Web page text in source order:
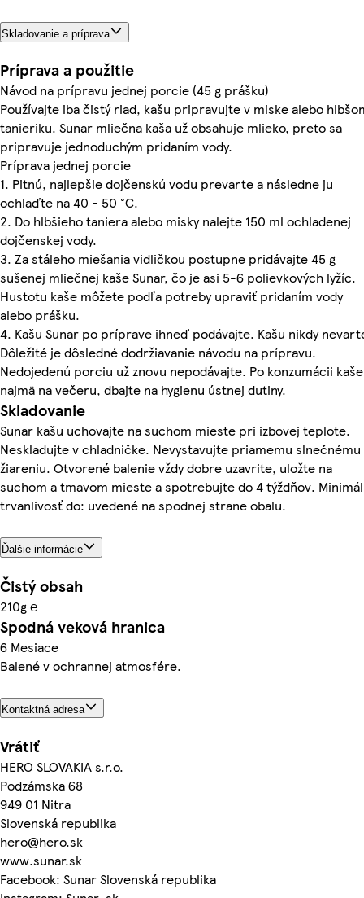
Skladovanie a príprava
Príprava a použitie
Návod na prípravu jednej porcie (45 g prášku)
Používajte iba čistý riad, kašu pripravujte v miske alebo
tanieriku. Sunar mliečna kaša už obsahuje mlieko, preto sa
pripravuje jednoduchým pridaním vody.
Príprava jednej porcie
1. Pitnú, najlepšie dojčenskú vodu prevarte a následne ju
ochlaďte na 40 - 50 °C.
2. Do hlbšieho taniera alebo misky nalejte 150 ml ochladenej
dojčenskej vody.
3. Za stáleho miešania vidličkou postupne pridávajte 45 g
sušenej mliečnej kaše Sunar, čo je asi 5-6 polievkových lyžíc.
Hustotu kaše môžete podľa potreby upraviť pridaním vody
alebo prášku.
4. Kašu Sunar po príprave ihneď podávajte. Kašu nikdy
Dôležité je dôsledné dodržiavanie návodu na prípravu.
Nedojedenú porciu už znovu nepodávajte. Po konzumácii
najmä na večeru, dbajte na hygienu ústnej dutiny.
Skladovanie
Sunar kašu uchovajte na suchom mieste pri izbovej teplote.
Neskladujte v chladničke. Nevystavujte priamemu slnečnému
žiareniu. Otvorené balenie vždy dobre uzavrite, uložte na
suchom a tmavom mieste a spotrebujte do 4 týždňov.
trvanlivosť do: uvedené na spodnej strane obalu.
Ďalšie informácie
Čistý obsah
210g ℮
Spodná veková hranica
6 Mesiace
Balené v ochrannej atmosfére.
Kontaktná adresa
Vrátiť
HERO SLOVAKIA s.r.o.
Podzámska 68
949 01 Nitra
Slovenská republika
hero@hero.sk
www.sunar.sk
Facebook: Sunar Slovenská republika